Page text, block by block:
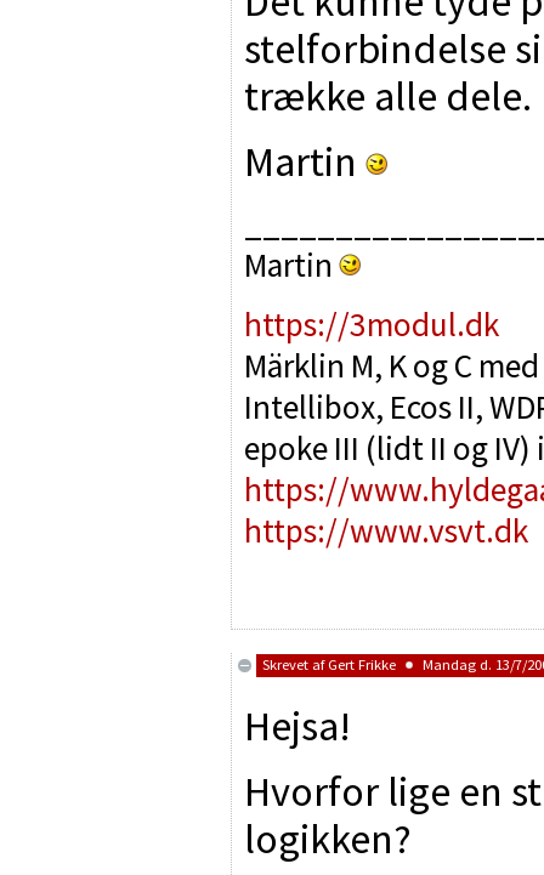
stelforbindelse
trække alle dele.
Martin
Martin
https://3modul.dk
Märklin M, K og C
Intellibox, Ecos II,
epoke III (lidt II og
https://
https://www.vsvt.dk
Skrevet af Gert Frikke Mandag d. 13/7/
Hejsa!
Hvorfor lige en
logikken?